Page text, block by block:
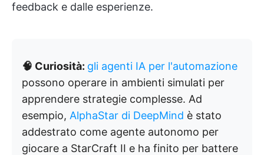
feedback e dalle esperienze.
🧠 Curiosità: gli agenti IA per l'automazione
possono operare in ambienti simulati per
apprendere strategie complesse. Ad
esempio, AlphaStar di DeepMind è stato
addestrato come agente autonomo per
giocare a StarCraft II e ha finito per battere